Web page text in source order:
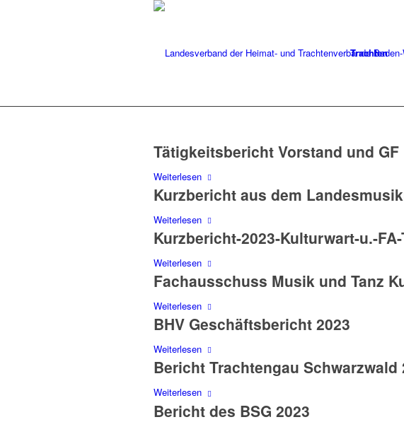
Trachten
Tätigkeitsbericht Vorstand und GF
Weiterlesen
Kurzbericht aus dem
Weiterlesen
Kurzbericht-2023-Kulturwart-u.-
Weiterlesen
Fachausschuss Musik und Tanz
Weiterlesen
BHV Geschäftsbericht 2023
Weiterlesen
Bericht Trachtengau Schwarzwald
Weiterlesen
Bericht des BSG 2023